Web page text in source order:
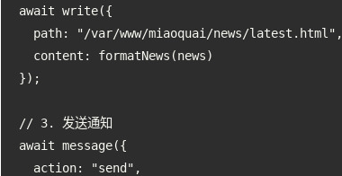
await write({
  path: "/var/www/miaoquai/news/latest.html",
  content: formatNews(news)
});
// 3. 发送通知
await message({
  action: "send",